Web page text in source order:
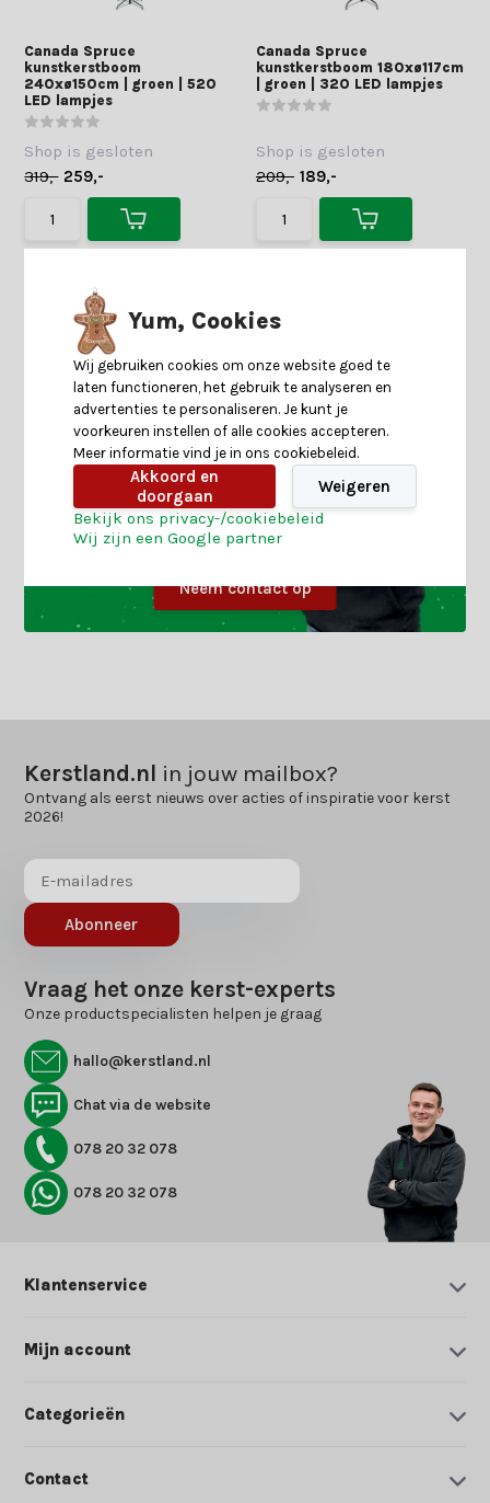
Canada Spruce
kunstkerstboom
240xø150cm | groen | 520
LED lampjes
Shop is gesloten
319,- 259,-
Canada Spruce
kunstkerstboom 180xø117cm
| groen | 320 LED lampjes
Shop is gesloten
209,- 189,-
Neem contact op
Kerstland.nl in jouw mailbox?
Ontvang als eerst nieuws over acties of inspiratie voor kerst
2026!
Abonneer
Vraag het onze kerst-experts
Onze productspecialisten helpen je graag
hallo@kerstland.nl
Chat via de website
078 20 32 078
078 20 32 078
Klantenservice
Mijn account
Categorieën
Contact
Yum, Cookies
Wij gebruiken cookies om onze website goed te
laten functioneren, het gebruik te analyseren en
advertenties te personaliseren. Je kunt je
voorkeuren instellen of alle cookies accepteren.
Meer informatie vind je in ons cookiebeleid.
Akkoord en
doorgaan
Weigeren
Bekijk ons privacy-/cookiebeleid
Wij zijn een Google partner